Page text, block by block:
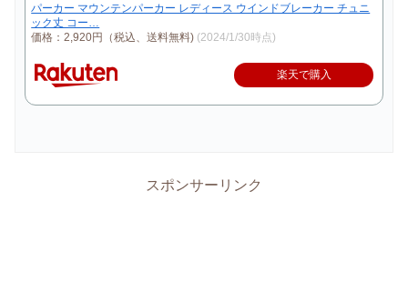
パーカー マウンテンパーカー レディース ウインドブレーカー チュニ
ック丈 コー…
価格：2,920円（税込、送料無料) (2024/1/30時点)
楽天で購入
スポンサーリンク